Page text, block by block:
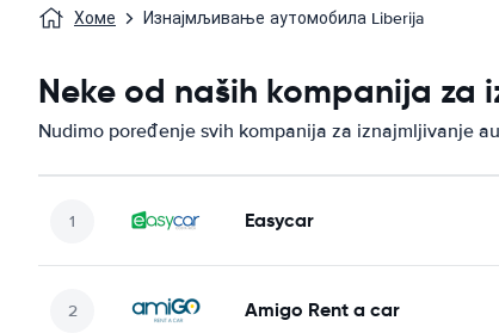
Хоме Изнајмљивање аутомобила Liberija
Neke od naših kompanija za
Nudimo poređenje svih kompanija za iznajmljivanje
Easycar
Amigo Rent a car